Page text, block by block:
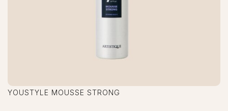
YOUSTYLE MOUSSE STRONG